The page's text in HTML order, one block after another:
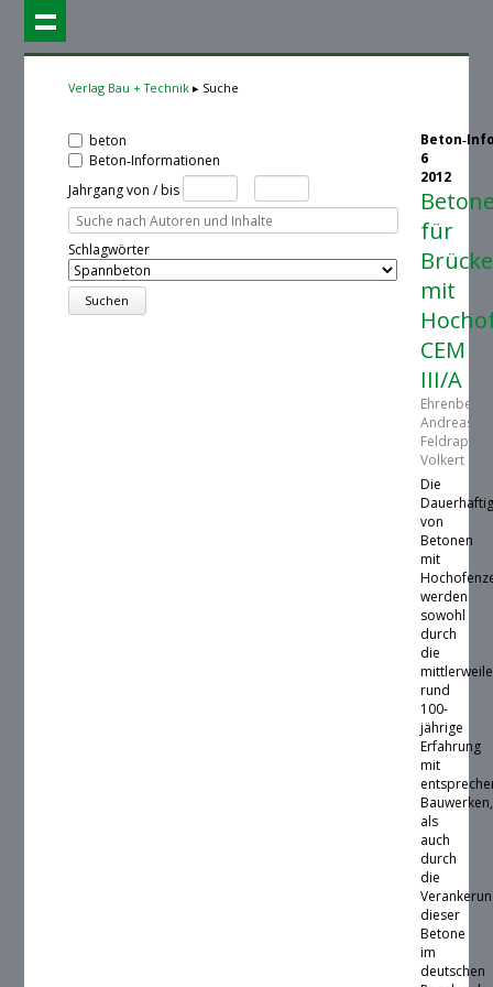
Verlag Bau + Technik Suche
beton
Beton‑Informationen
Jahrgang von / bis
Schlagwörter
6
2012
für
mit
CEM
III/A
Ehrenberg,
Andreas /
Feldrappe,
Volkert
Die
von
Betonen
mit
werden
sowohl
durch
die
mittlerweile
rund
100-
jährige
Erfahrung
mit
Bauwerken,
als
auch
durch
die
dieser
Betone
im
deutschen